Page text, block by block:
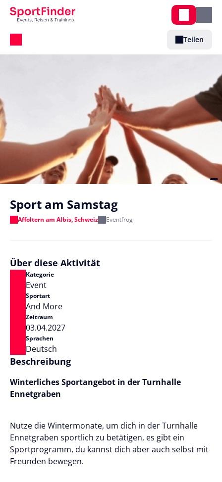
Teilen
Sport am Samstag
Affoltern am Albis, Schweiz Eventfrog
Über diese Aktivität
Kategorie
Event
Sportart
And More
Zeitraum
03.04.2027
Sprachen
Deutsch
Beschreibung
Winterliches Sportangebot in der Turnhalle
Ennetgraben
Nutze die Wintermonate, um dich in der Turnhalle
Ennetgraben sportlich zu betätigen, es gibt ein
Sportprogramm, du kannst dich aber auch selbst mit
Freunden bewegen.